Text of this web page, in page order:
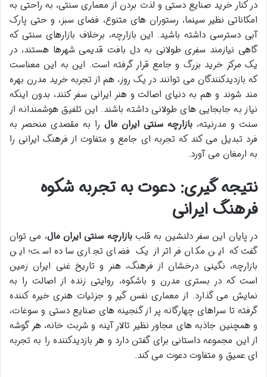
در کنار خرید صنایع دستی و لذت بردن از معماری سنتی، به راحتی به
امکاناتی نظیر سینما، رستوران های متنوع، فضای سبز، و حتی پارک
آبی دسترسی داشته باشید. این بازارچه، برخلاف بازارهای سنتی که
گاهی نیازمند سفری طولانی به دل بافت قدیمی شهرها هستند، در
یک مرکز خرید بزرگ و جامع قرار گرفته است. این به این معناست
که بازدیدکنندگان می توانند در یک روز، هم از تجربه خرید مدرن بهره
مند شوند و هم به دنیای اصالت و هنر ایرانی سفر کنند، بدون اینکه
نیاز به جابجایی های طولانی داشته باشند. این تلفیق هوشمندانه از
سنت و مدرنیته، بازارچه سنتی ایران مال را به مقصدی منحصر به
فرد تبدیل می کند که تجربه ای جامع و متفاوت از فرهنگ ایرانی را
به ارمغان می آورد.
نتیجه گیری: دعوت به تجربه شکوه
فرهنگ ایرانی
در پایان این سفر دلنشین به قلببازارچه سنتی ایران مال، می توان
گفت که این مکان فراتر از یک فضای تجاری ساده است؛ این
بازارچه، نگینی درخشان از فرهنگ، هنر و تاریخ غنی ایران زمین
است که در بستری مدرن و باشکوه، روایتی زنده از اصالت را به
نمایش می گذارد. از معماری نفس گیر و جزئیات هنری خیره کننده
گرفته تا سراهای چهارگانه پر از گنجینه های صنایع دستی و سوغات،
و همچنین جاذبه های مجاور نظیر تالار آینه و شربت خانه، هر گوشه
از این مجموعه داستانی برای گفتن دارد و هر بازدیدکننده را به تجربه
ای عمیق و متفاوت دعوت می کند.